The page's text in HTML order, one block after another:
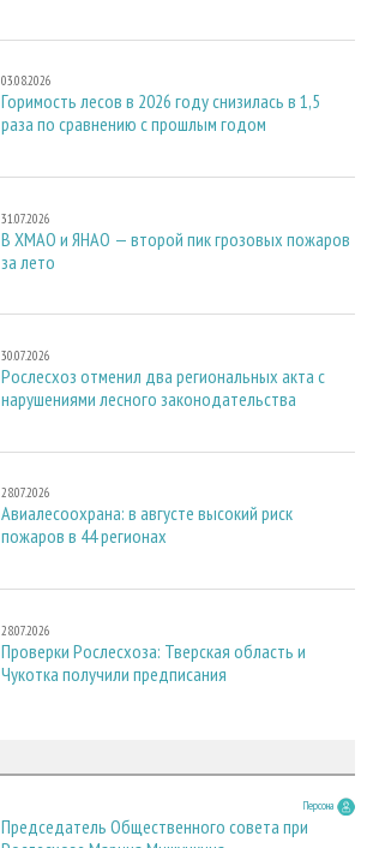
03.08.2026
Горимость лесов в 2026 году снизилась в 1,5
раза по сравнению с прошлым годом
31.07.2026
В ХМАО и ЯНАО — второй пик грозовых пожаров
за лето
30.07.2026
Рослесхоз отменил два региональных акта с
нарушениями лесного законодательства
28.07.2026
Авиалесоохрана: в августе высокий риск
пожаров в 44 регионах
28.07.2026
Проверки Рослесхоза: Тверская область и
Чукотка получили предписания
Персона
Председатель Общественного совета при